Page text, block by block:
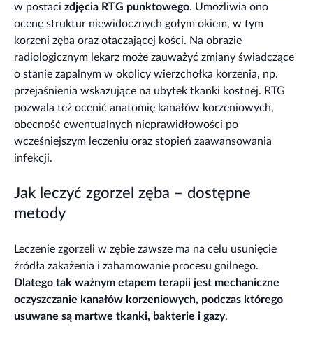
w postaci zdjęcia RTG punktowego. Umożliwia ono
ocenę struktur niewidocznych gołym okiem, w tym
korzeni zęba oraz otaczającej kości. Na obrazie
radiologicznym lekarz może zauważyć zmiany świadczące
o stanie zapalnym w okolicy wierzchołka korzenia, np.
przejaśnienia wskazujące na ubytek tkanki kostnej. RTG
pozwala też ocenić anatomię kanałów korzeniowych,
obecność ewentualnych nieprawidłowości po
wcześniejszym leczeniu oraz stopień zaawansowania
infekcji.
Jak leczyć zgorzel zęba – dostępne
metody
Leczenie zgorzeli w zębie zawsze ma na celu usunięcie
źródła zakażenia i zahamowanie procesu gnilnego.
Dlatego tak ważnym etapem terapii jest mechaniczne
oczyszczanie kanałów korzeniowych, podczas którego
usuwane są martwe tkanki, bakterie i gazy.